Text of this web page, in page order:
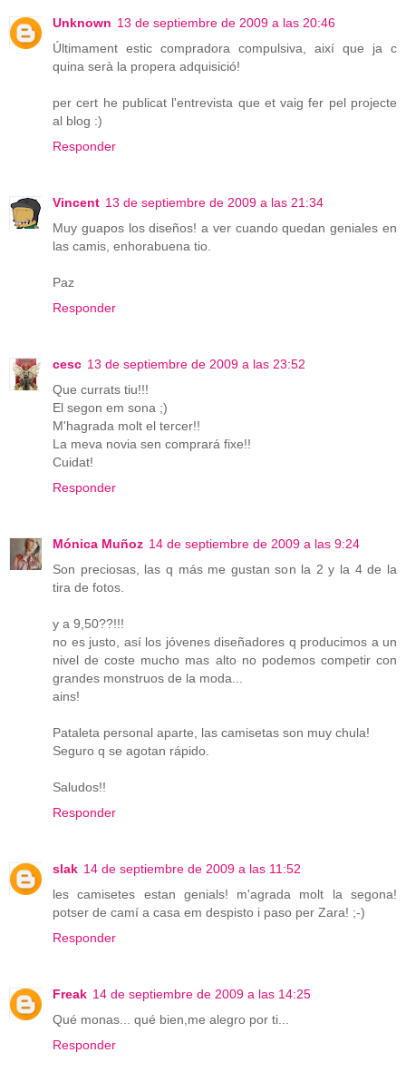
Unknown 13 de septiembre de 2009 a las 20:46
Últimament estic compradora compulsiva, així que ja c
quina serà la propera adquisició!
per cert he publicat l'entrevista que et vaig fer pel projecte
al blog :)
Responder
Vincent 13 de septiembre de 2009 a las 21:34
Muy guapos los diseños! a ver cuando quedan geniales en
las camis, enhorabuena tio.
Paz
Responder
cesc 13 de septiembre de 2009 a las 23:52
Que currats tiu!!!
El segon em sona ;)
M'hagrada molt el tercer!!
La meva novia sen comprará fixe!!
Cuidat!
Responder
Mónica Muñoz 14 de septiembre de 2009 a las 9:24
Son preciosas, las q más me gustan son la 2 y la 4 de la
tira de fotos.
y a 9,50??!!!
no es justo, así los jóvenes diseñadores q producimos a un
nivel de coste mucho mas alto no podemos competir con
grandes monstruos de la moda...
ains!
Pataleta personal aparte, las camisetas son muy chula!
Seguro q se agotan rápido.
Saludos!!
Responder
slak 14 de septiembre de 2009 a las 11:52
les camisetes estan genials! m'agrada molt la segona!
potser de camí a casa em despisto i paso per Zara! ;-)
Responder
Freak 14 de septiembre de 2009 a las 14:25
Qué monas... qué bien,me alegro por ti...
Responder